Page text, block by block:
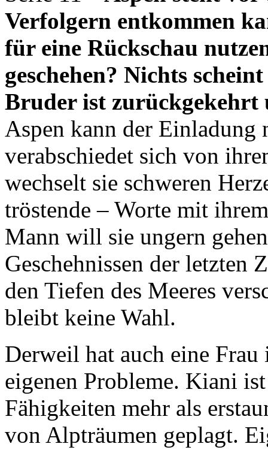
Verfolgern entkommen
für eine Rückschau
geschehen? Nichts
Bruder ist zurückgekehrt
Aspen kann der Einladung
verabschiedet sich von
wechselt sie schweren
tröstende – Worte mit
Mann will sie ungern
Geschehnissen der
den Tiefen des Meeres
bleibt keine Wahl.
Derweil hat auch eine
eigenen Probleme. Kiani
Fähigkeiten mehr als
von Alpträumen geplagt.